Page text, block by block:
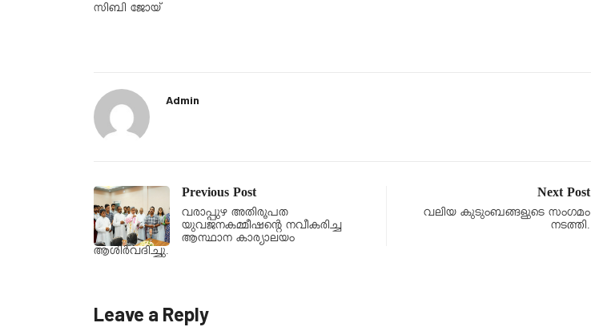
സിബി ജോയ്
Admin
Previous Post
വരാപ്പുഴ അതിരൂപത
യുവജനകമ്മീഷന്റെ നവീകരിച്ച
ആസ്ഥാന കാര്യാലയം
ആശിർവദിച്ചു.
Next Post
വലിയ കുടുംബങ്ങളുടെ സംഗമം
നടത്തി.
Leave a Reply